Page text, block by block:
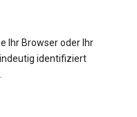
Ihr Browser oder Ihr
identifiziert